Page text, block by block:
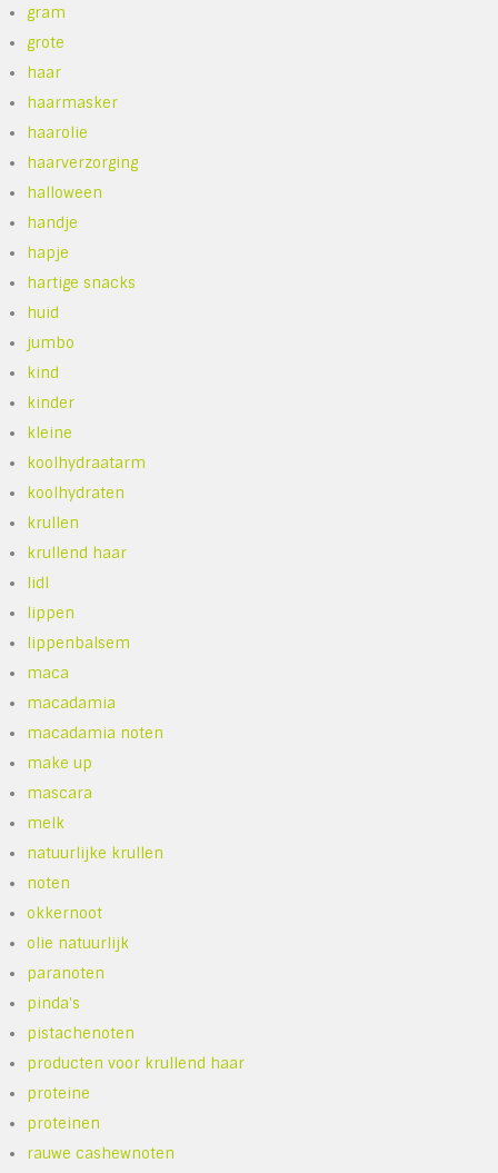
gram
grote
haar
haarmasker
haarolie
haarverzorging
halloween
handje
hapje
hartige snacks
huid
jumbo
kind
kinder
kleine
koolhydraatarm
koolhydraten
krullen
krullend haar
lidl
lippen
lippenbalsem
maca
macadamia
macadamia noten
make up
mascara
melk
natuurlijke krullen
noten
okkernoot
olie natuurlijk
paranoten
pinda's
pistachenoten
producten voor krullend haar
proteine
proteinen
rauwe cashewnoten